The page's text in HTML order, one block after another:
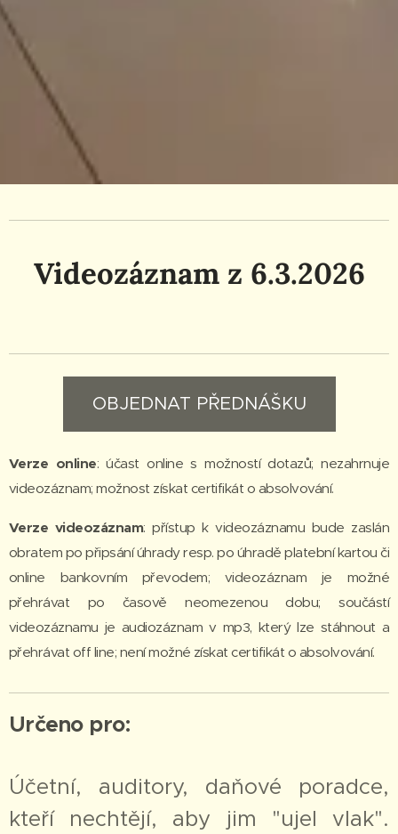
Videozáznam z 6.3.2026
OBJEDNAT PŘEDNÁŠKU
Verze online: účast online s možností dotazů; nezahrnuje
videozáznam; možnost získat certifikát o absolvování.
Verze videozáznam: přístup k videozáznamu bude zaslán
obratem po připsání úhrady resp. po úhradě platební kartou či
online bankovním převodem; videozáznam je možné
přehrávat po časově neomezenou dobu; součástí
videozáznamu je audiozáznam v mp3, který lze stáhnout a
přehrávat off line; není možné získat certifikát o absolvování.
Určeno pro:
Účetní, auditory, daňové poradce,
kteří nechtějí, aby jim "ujel vlak".